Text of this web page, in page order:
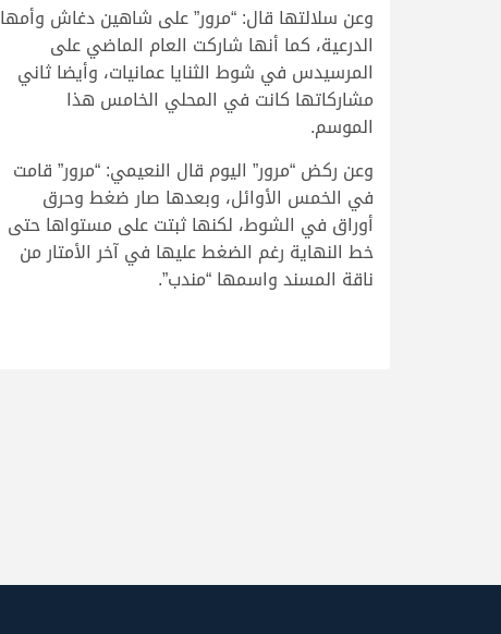
وعن سلالتها قال: “مرور” على شاهين دغاش وأمها
الدرعية، كما أنها شاركت العام الماضي على
المرسيدس في شوط الثنايا عمانيات، وأيضا ثاني
مشاركاتها كانت في المحلي الخامس هذا
الموسم.
وعن ركض “مرور” اليوم قال النعيمي: “مرور” قامت
في الخمس الأوائل، وبعدها صار ضغط وحرق
أوراق في الشوط، لكنها ثبتت على مستواها حتى
خط النهاية رغم الضغط عليها في آخر الأمتار من
ناقة المسند واسمها “مندب”.